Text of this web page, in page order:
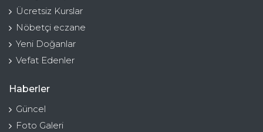
Ücretsiz Kurslar
Nöbetçi eczane
Yeni Doğanlar
Vefat Edenler
Haberler
Güncel
Foto Galeri